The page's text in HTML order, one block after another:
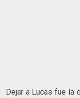
Dejar a Lucas fue la